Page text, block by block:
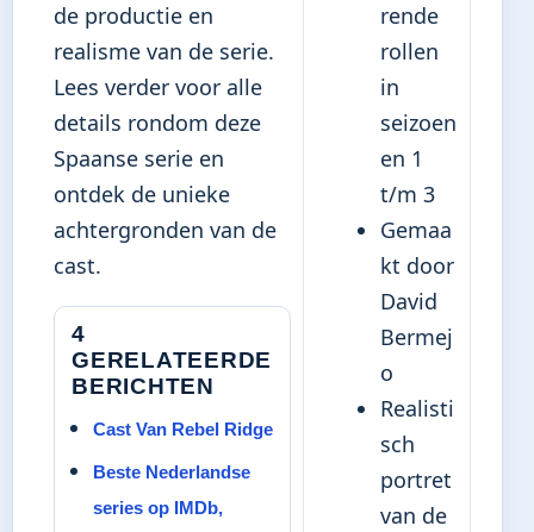
de productie en
realisme van de serie.
Lees verder voor alle
details rondom deze
Spaanse serie en
ontdek de unieke
achtergronden van de
cast.
4
GERELATEERDE
BERICHTEN
Cast Van Rebel Ridge
Beste Nederlandse
series op IMDb,
rende
rollen
in
seizoen
en 1
t/m 3
Gemaa
kt door
David
Bermej
o
Realisti
sch
portret
van de